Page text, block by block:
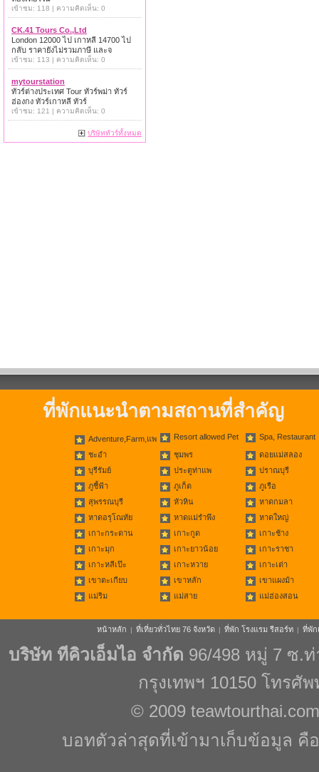
เข้าชม: 118 | ความคิดเห็น: 0
CK.41 Tours Co.,Ltd
London 12000 ไป เกาหลี 14700 ไป
กลับ ราคายังไม่รวมภาษี และจ
เข้าชม: 113 | ความคิดเห็น: 0
mytourstation
ทัวร์ต่างประเทศ Tour ทัวร์พม่า ทัวร์
ฮ่องกง ทัวร์เกาหลี ทัวร์
เข้าชม: 121 | ความคิดเห็น: 0
บริษัททัวร์ทั้งหมด
ที่พักแนะนำตามสถานที่สำคัญ
Adventure,Farm,แพ Resort allowed Pet Spa, Restaurant
ชะอำ ชุมพร
ดอยแม่สลอง
บุรีรัมย์
ประตูท่าแพ
ปราณบุรี
ภูชี้ฟ้า
ภูเก็ต
ภูเรือ
สุพรรณบุรี
หัวหิน
หาดกมลา
หาดอรุโณทัย
หาดแม่รำพึง
หาดใหญ่
เกาะกระดาน
เกาะกูด
เกาะช้าง
เกาะมุก
เกาะยาวน้อย
เกาะราชา
เกาะหลีเป๊ะ
เกาะหวาย
เกาะเต่า
เขาตะเกียบ
เขาหลัก
เขาแผงม้า
แม่ริม
แม่สาย แม่ฮ่องสอน
หน้าหลัก | ที่เที่ยวทั่วไทย 76 จังหวัด | ที่พัก โรงแรม รีสอร์ท | ที่พัก
บริษัท ทีคิวเอ็มไอ จำกัด 96/498 หมู่ 7 ซ.
กรุงเทพฯ 10150 โทรศั
© 2009 teawtourthai.com
บอทตัวล่าสุดที่เข้ามาเก็บข้อมูล คือ